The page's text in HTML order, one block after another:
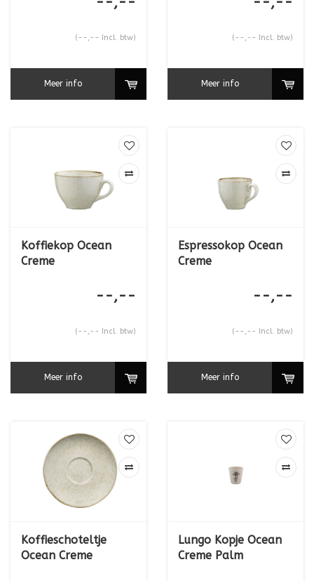
(--,-- Incl. btw)
Meer info
(--,-- Incl. btw)
Meer info
Koffiekop Ocean
Creme
--,--
(--,-- Incl. btw)
Meer info
Espressokop Ocean
Creme
--,--
(--,-- Incl. btw)
Meer info
Koffieschoteltje
Ocean Creme
Lungo Kopje Ocean
Creme Palm